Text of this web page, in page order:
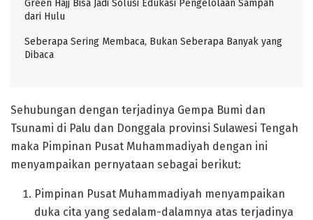
Green Hajj Bisa Jadi Solusi Edukasi Pengelolaan Sampah
dari Hulu
Seberapa Sering Membaca, Bukan Seberapa Banyak yang
Dibaca
Sehubungan dengan terjadinya Gempa Bumi dan
Tsunami di Palu dan Donggala provinsi Sulawesi Tengah
maka Pimpinan Pusat Muhammadiyah dengan ini
menyampaikan pernyataan sebagai berikut:
Pimpinan Pusat Muhammadiyah menyampaikan
duka cita yang sedalam-dalamnya atas terjadinya